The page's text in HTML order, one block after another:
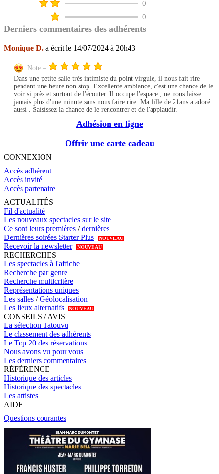
0
0
Derniers commentaires des adhérents
Monique D. a écrit le 14/07/2024 à 20h43
Note =
Dans une petite salle très intimiste du point virgule, il nous fait rire
pendant une heure non stop. Excellente ambiance, c'est une chance de le
voir si près et surtout de l'écouter. Il occupe l'espace , ne nous laisse
jamais plus d'une minute sans nous faire rire. Ma fille de 21ans a adoré
aussi . Saisissez la chance de le rencontrer et de l'applaudir.
Adhésion en ligne
Offrir une carte cadeau
CONNEXION
Accès adhérent
Accès invité
Accès partenaire
ACTUALITÉS
Fil d'actualité
Les nouveaux spectacles sur le site
Ce sont leurs premières /dernières
Dernières soirées Starter Plus
NOUVEAU
Recevoir la newsletter NOUVEAU
RECHERCHES
Les spectacles à l'affiche
Recherche par genre
Recherche multicritère
Représentations uniques
Les salles /Géolocalisation
Les lieux alternatifs
NOUVEAU
CONSEILS / AVIS
La sélection Tatouvu
Le classement des adhérents
Le Top 20 des réservations
Nous avons vu pour vous
Les derniers commentaires
RÉFÉRENCE
Historique des articles
Historique des spectacles
Les artistes
AIDE
Questions courantes